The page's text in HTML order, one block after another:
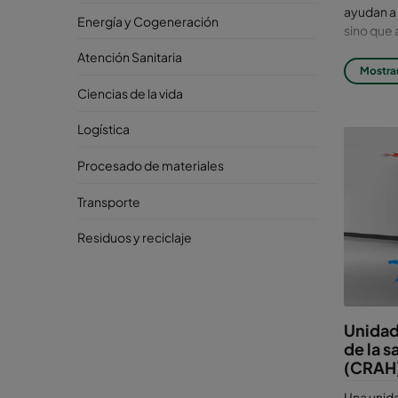
Energía y Cogeneración
Atención Sanitaria
Ciencias de la vida
Logística
Procesado de materiales
Transporte
Residuos y reciclaje
ayudan
sino que
Por
Ahora
centros
Los
de
de la